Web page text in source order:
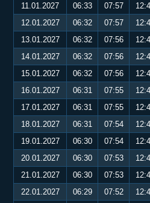
11.01.2027
06:33 07:57
12.01.2027
06:32 07:57
13.01.2027
06:32 07:56
14.01.2027
06:32 07:56
15.01.2027
06:32 07:56
16.01.2027
06:31 07:55
17.01.2027
06:31 07:55
18.01.2027
06:31 07:54
19.01.2027
06:30 07:54
20.01.2027
06:30 07:53
21.01.2027
06:30 07:53
22.01.2027
06:29 07:52